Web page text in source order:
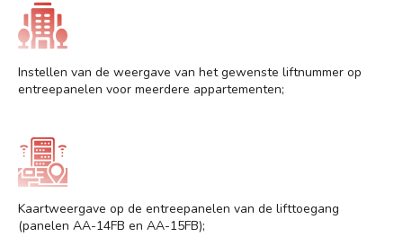
Instellen van de weergave van het gewenste liftnummer op
entreepanelen voor meerdere appartementen;
Kaartweergave op de entreepanelen van de lifttoegang
(panelen AA-14FB en AA-15FB);